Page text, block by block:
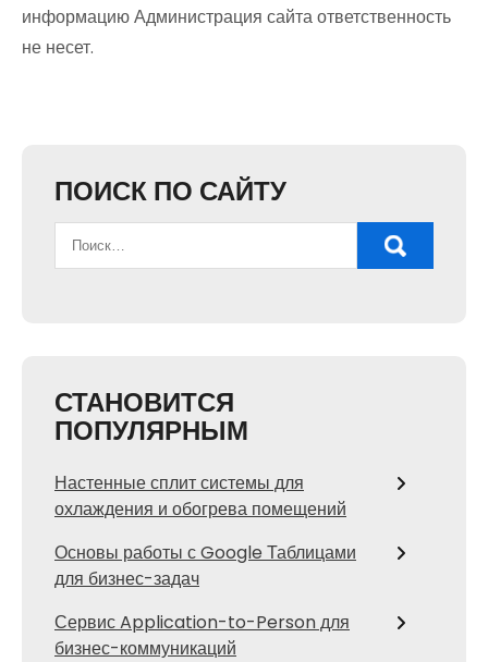
информацию Администрация сайта ответственность
не несет.
ПОИСК ПО САЙТУ
СТАНОВИТСЯ
ПОПУЛЯРНЫМ
Настенные сплит системы для
охлаждения и обогрева помещений
Основы работы с Google Таблицами
для бизнес-задач
Сервис Application-to-Person для
бизнес-коммуникаций